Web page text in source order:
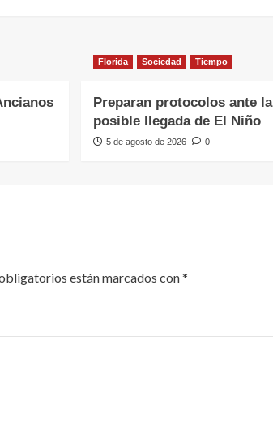
Florida Sociedad Tiempo
Preparan protocolos ante la
posible llegada de El Niño
5 de agosto de 2026 0
están marcados con*